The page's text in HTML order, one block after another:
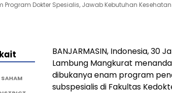
Program Dokter Spesialis, Jawab Kebutuhan
BANJARMASIN, Indonesia,30
Lambung Mangkurat
dibukanya enam program
subspesialis di Fakultas